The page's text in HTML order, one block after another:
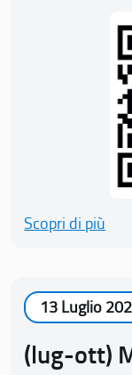
Scopri di più
13 Luglio
(lug-ott)